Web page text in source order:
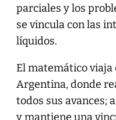
parciales y los
se vincula con las
líquidos.
El matemático viaja
Argentina, donde
todos sus avances;
y mantiene una